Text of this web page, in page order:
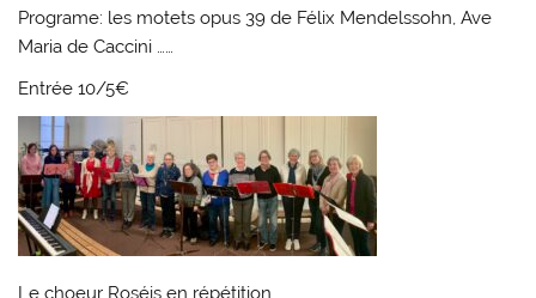
Programe: les motets opus 39 de Félix Mendelssohn, Ave
Maria de Caccini ……
Entrée 10/5€
Le choeur Roséis en répétition